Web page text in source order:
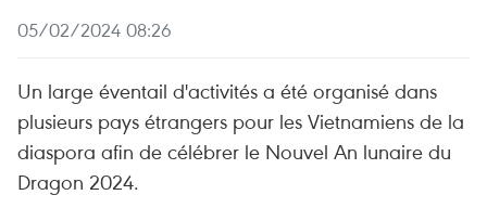
05/02/2024 08:26
Un large éventail d'activités a été organisé dans
plusieurs pays étrangers pour les Vietnamiens de la
diaspora afin de célébrer le Nouvel An lunaire du
Dragon 2024.